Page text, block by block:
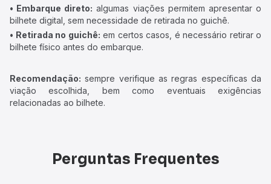
• Embarque direto: algumas viações permitem apresentar o
bilhete digital, sem necessidade de retirada no guichê.
• Retirada no guichê: em certos casos, é necessário retirar o
bilhete físico antes do embarque.
Recomendação: sempre verifique as regras específicas da
viação escolhida, bem como eventuais exigências
relacionadas ao bilhete.
Perguntas Frequentes